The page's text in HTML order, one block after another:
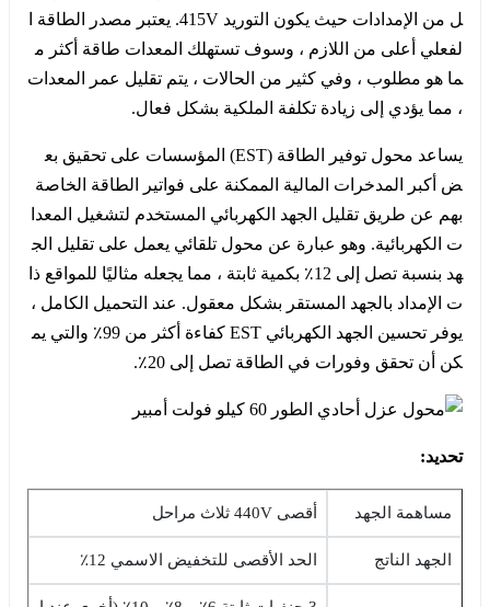
ل من الإمدادات حيث يكون التوريد 415V. يعتبر مصدر الطاقة ا
لفعلي أعلى من اللازم ، وسوف تستهلك المعدات طاقة أكثر م
ما هو مطلوب ، وفي كثير من الحالات ، يتم تقليل عمر المعدات
، مما يؤدي إلى زيادة تكلفة الملكية بشكل فعال.
يساعد محول توفير الطاقة (EST) المؤسسات على تحقيق بع
ض أكبر المدخرات المالية الممكنة على فواتير الطاقة الخاصة
بهم عن طريق تقليل الجهد الكهربائي المستخدم لتشغيل المعدا
ت الكهربائية. وهو عبارة عن محول تلقائي يعمل على تقليل الج
هد بنسبة تصل إلى 12٪ بكمية ثابتة ، مما يجعله مثاليًا للمواقع ذا
ت الإمداد بالجهد المستقر بشكل معقول. عند التحميل الكامل ،
يوفر تحسين الجهد الكهربائي EST كفاءة أكثر من 99٪ والتي يم
كن أن تحقق وفورات في الطاقة تصل إلى 20٪.
تحديد:
مساهمة الجهد أقصى 440V ثلاث مراحل
الجهد الناتج الحد الأقصى للتخفيض الاسمي 12٪